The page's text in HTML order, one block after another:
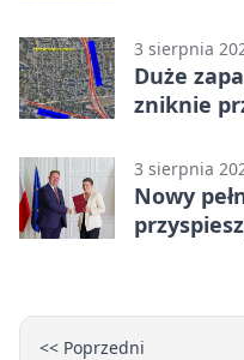
3 sierpnia
Duże
zniknie
3 sierpnia
Nowy
<< Poprzedni